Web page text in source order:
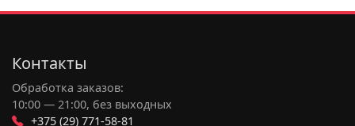
Контакты
Обработка заказов:
10:00 — 21:00, без выходных
+375 (29) 771-58-81